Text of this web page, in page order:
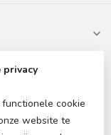
privacy
cookie
website te